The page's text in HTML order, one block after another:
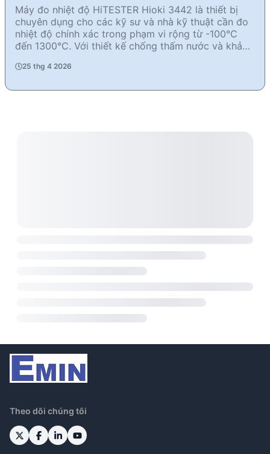
Máy đo nhiệt độ HiTESTER Hioki 3442 là thiết bị
chuyên dụng cho các kỹ sư và nhà kỹ thuật cần đo
nhiệt độ chính xác trong phạm vi rộng từ -100°C
đến 1300°C. Với thiết kế chống thấm nước và khả
hợp cho các ứng dụng công nghiệp và nghiên cứu.
xuất và người dùng cần kiểm tra datasheet để xác
25 thg 4 2026
Theo dõi chúng tôi